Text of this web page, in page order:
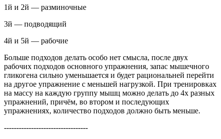
1й и 2й — разминочные
3й — подводящий
4й и 5й — рабочие
Больше подходов делать особо нет смысла, после двух
рабочих подходов основного упражнения, запас мышечного
гликогена сильно уменьшается и будет рациональней перейти
на другое упражнение с меньшей нагрузкой. При тренировках
на массу на каждую группу мышц можно делать до 4х разных
упражнений, причём, во втором и последующих
упражнениях, количество подходов должно быть меньше.
----------------------------------